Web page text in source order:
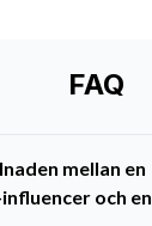
FAQ
mellan en
och en